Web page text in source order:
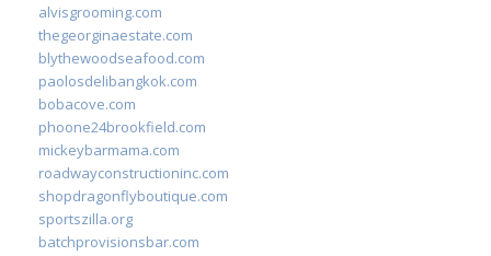
alvisgrooming.com
thegeorginaestate.com
blythewoodseafood.com
paolosdelibangkok.com
bobacove.com
phoone24brookfield.com
mickeybarmama.com
roadwayconstructioninc.com
shopdragonflyboutique.com
sportszilla.org
batchprovisionsbar.com